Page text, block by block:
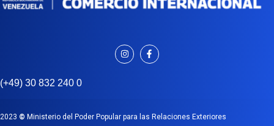
(+49) 30 832 240 0
2023 © Ministerio del Poder Popular para las Relaciones Exteriores